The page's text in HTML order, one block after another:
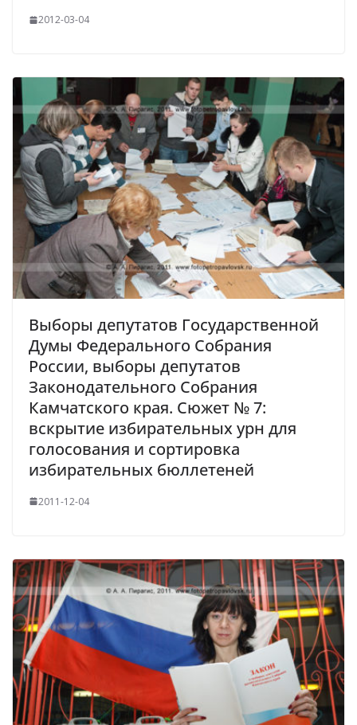
2012-03-04
Выборы депутатов Государственной
Думы Федерального Собрания
России, выборы депутатов
Законодательного Собрания
Камчатского края. Сюжет № 7:
вскрытие избирательных урн для
голосования и сортировка
избирательных бюллетеней
2011-12-04